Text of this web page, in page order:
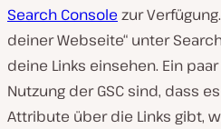
Search Console zur
deiner Webseite“ unter
deine Links einsehen. Ein
Nutzung der GSC sind, dass
Attribute über die Links gibt,